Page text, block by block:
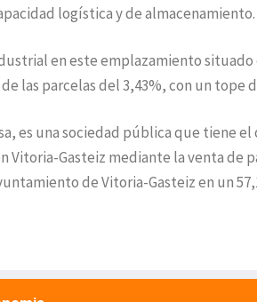
logística y de almacenamiento.
en este emplazamiento situado
las parcelas del 3,43%, con un tope
es una sociedad pública que tiene
Vitoria-Gasteiz mediante la venta de
de Vitoria-Gasteiz en un